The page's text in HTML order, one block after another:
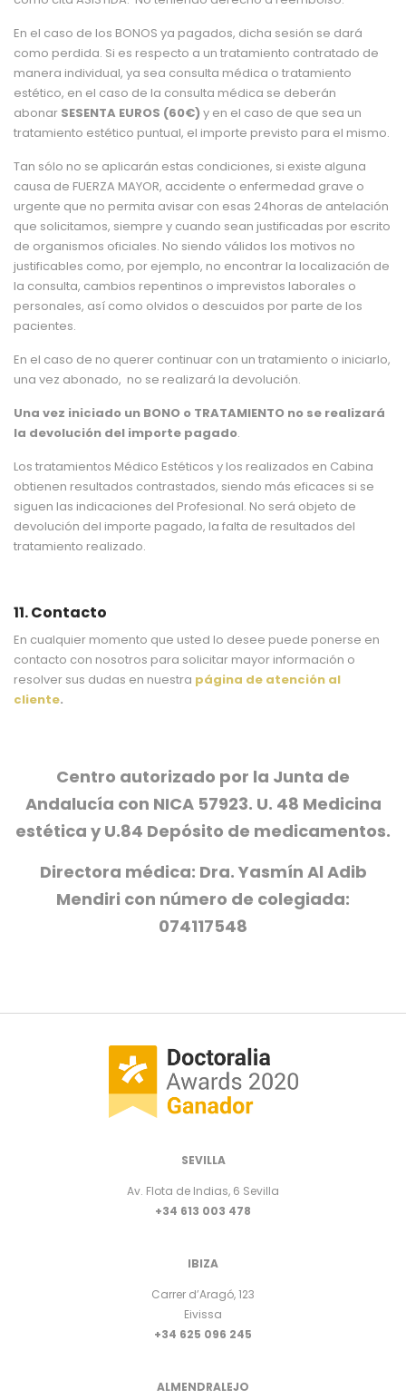
En el caso de los BONOS ya pagados, dicha sesión se dará
como perdida. Si es respecto a un tratamiento contratado de
manera individual, ya sea consulta médica o tratamiento
estético, en el caso de la consulta médica se deberán
abonar SESENTA EUROS (60€)y en el caso de que sea un
tratamiento estético puntual, el importe previsto para el mismo.
Tan sólo no se aplicarán estas condiciones, si existe alguna
causa de FUERZA MAYOR, accidente o enfermedad grave o
urgente que no permita avisar con esas 24horas de antelación
que solicitamos, siempre y cuando sean justificadas por escrito
de organismos oficiales. No siendo válidos los motivos no
justificables como, por ejemplo, no encontrar la localización de
la consulta, cambios repentinos o imprevistos laborales o
personales, así como olvidos o descuidos por parte de los
pacientes.
En el caso de no querer continuar con un tratamiento o iniciarlo,
una vez abonado, no se realizará la devolución.
Una vez iniciado un BONO o TRATAMIENTO no se realizará
la devolución del importe pagado.
Los tratamientos Médico Estéticos y los realizados en Cabina
obtienen resultados contrastados, siendo más eficaces si se
siguen las indicaciones del Profesional. No será objeto de
devolución del importe pagado, la falta de resultados del
tratamiento realizado.
11. Contacto
En cualquier momento que usted lo desee puede ponerse en
contacto con nosotros para solicitar mayor información o
resolver sus dudas en nuestra página de atención al
cliente.
Centro autorizado por la Junta de
Andalucía con NICA 57923. U. 48 Medicina
estética y U.84 Depósito de medicamentos.
Directora médica: Dra. Yasmín Al Adib
Mendiri con número de colegiada:
074117548
SEVILLA
Av. Flota de Indias, 6 Sevilla
+34 613 003 478
IBIZA
Carrer d’Aragó, 123
Eivissa
+34 625 096 245
ALMENDRALEJO